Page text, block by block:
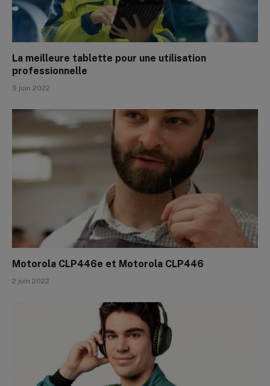
La meilleure tablette pour une utilisation
professionnelle
9 juin 2022
Motorola CLP446e et Motorola CLP446
2 juin 2022